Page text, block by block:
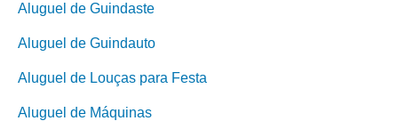
Aluguel de Guindaste
Aluguel de Guindauto
Aluguel de Louças para Festa
Aluguel de Máquinas